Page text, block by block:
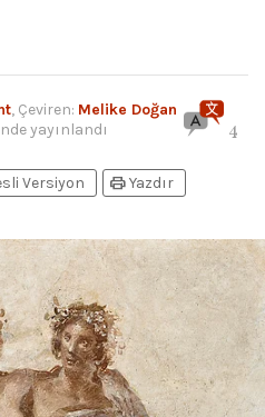
, Çeviren: Melike Doğan
yayınlandı 4
Versiyon printYazdır